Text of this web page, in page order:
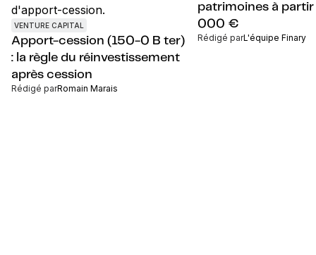
VENTURE CAPITAL
Apport-cession (150-0 B ter)
: la règle du réinvestissement
après cession
Rédigé parRomain Marais
patrimoines à
000 €
Rédigé parL'équipe Finary